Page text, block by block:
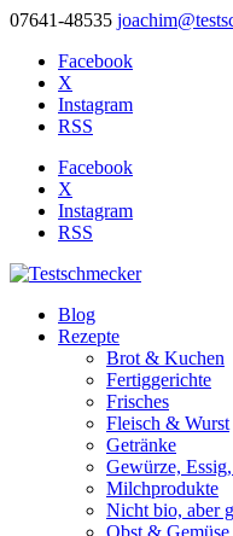
07641-48535
Facebook
X
Instagram
RSS
Facebook
X
Instagram
RSS
Blog
Rezepte
Brot & Kuchen
Fertiggerichte
Frisches
Fleisch & Wurst
Getränke
Gewürze,
Milchprodukte
Nicht bio, aber
Obst & Gemüse